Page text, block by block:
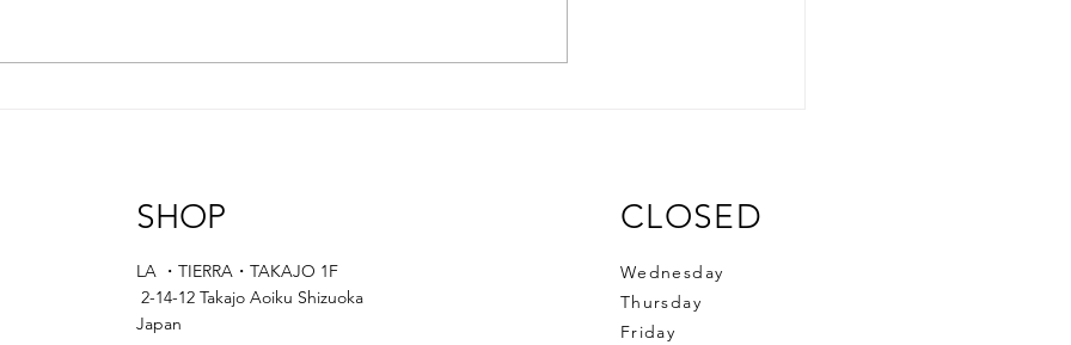
SHOP
LA ・TIERRA・TAKAJO 1F
2-14-12 Takajo Aoiku Shizuoka
Japan
CLOSED
Wednesday
Thursday
Friday